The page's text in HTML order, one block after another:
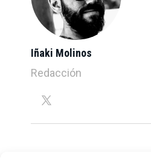
Iñaki Molinos
Redacción